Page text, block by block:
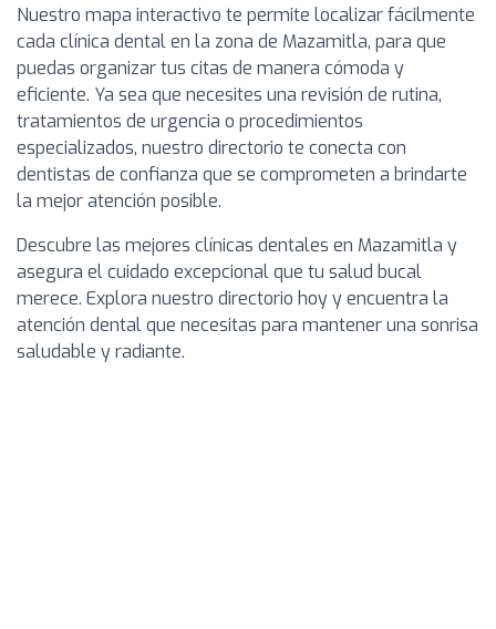
Nuestro mapa interactivo te permite localizar fácilmente
cada clínica dental en la zona de Mazamitla, para que
puedas organizar tus citas de manera cómoda y
eficiente. Ya sea que necesites una revisión de rutina,
tratamientos de urgencia o procedimientos
especializados, nuestro directorio te conecta con
dentistas de confianza que se comprometen a brindarte
la mejor atención posible.
Descubre las mejores clínicas dentales en Mazamitla y
asegura el cuidado excepcional que tu salud bucal
merece. Explora nuestro directorio hoy y encuentra la
atención dental que necesitas para mantener una sonrisa
saludable y radiante.